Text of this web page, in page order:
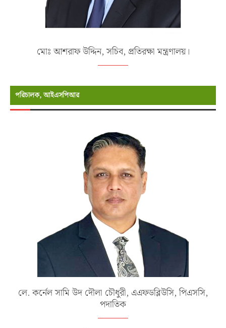
মোঃ আশরাফ উদ্দিন, সচিব, প্রতিরক্ষা মন্ত্রণালয়।
পরিচালক, আইএসপিআর
লে. কর্নেল সামি উদ দৌলা চৌধুরী, এএফডব্লিউসি, পিএসসি,
পদাতিক